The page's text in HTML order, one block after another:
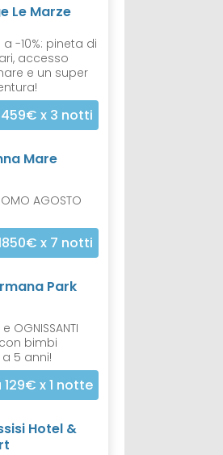
Le Marze
-10%: pineta di
accesso
e un super
x 3 notti
Mare
AGOSTO
x 7 notti
Park
e OGNISSANTI
bimbi
a 5 anni!
129€ x 1 notte
Hotel &